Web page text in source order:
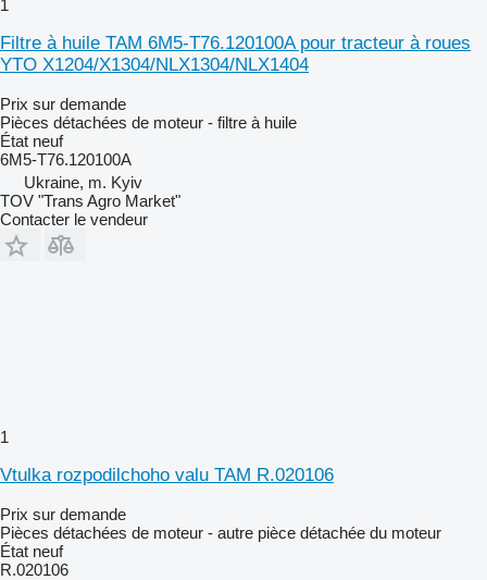
1
Filtre à huile TAM 6M5-T76.120100A pour tracteur à roues
YTO X1204/X1304/NLX1304/NLX1404
Prix sur demande
Pièces détachées de moteur - filtre à huile
État neuf
6M5-T76.120100A
Ukraine, m. Kyiv
TOV "Trans Agro Market"
Contacter le vendeur
1
Vtulka rozpodilchoho valu TAM R.020106
Prix sur demande
Pièces détachées de moteur - autre pièce détachée du moteur
État neuf
R.020106